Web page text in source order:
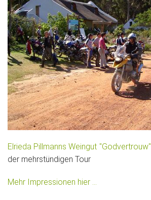
Elrieda Pillmanns Weingut "Godvertrouw"
der mehrstündigen Tour
Mehr Impressionen hier ...